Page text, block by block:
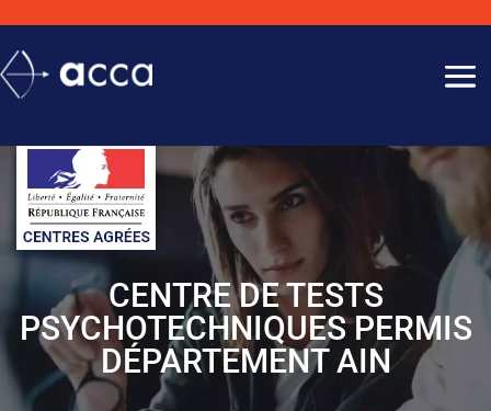
CENTRE DE TESTS
PSYCHOTECHNIQUES PERMIS
DÉPARTEMENT AIN